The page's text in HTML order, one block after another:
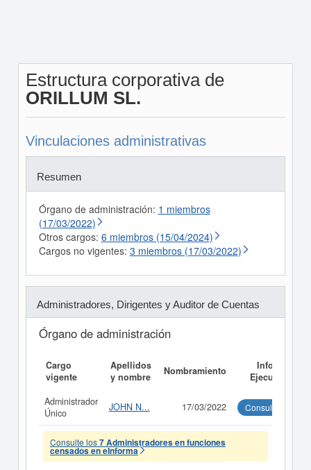
Estructura corporativa de
ORILLUM SL.
Vinculaciones administrativas
Resumen
Órgano de administración: 1 miembros
(17/03/2022)
Otros cargos: 6 miembros (15/04/2024)
Cargos no vigentes: 3 miembros (17/03/2022)
Administradores, Dirigentes y Auditor de Cuentas
Órgano de administración
Cargo
vigente
Apellidos
y nombre
Nombramiento
Informe
Ejecutivo
Administrador
Único
JOHN N... 17/03/2022 Consultar
Consulte los7 Administradores en funciones
censados en eInforma